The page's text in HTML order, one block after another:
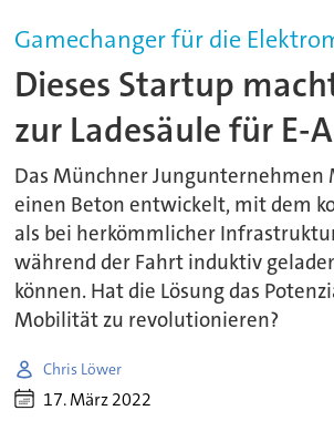
Gamechanger für die
Dieses Startup
zur Ladesäule für E-
Das Münchner Jungunternehmen
einen Beton entwickelt, mit dem
als bei herkömmlicher
während der Fahrt induktiv
können. Hat die Lösung das
Mobilität zu revolutionieren?
Chris Löwer
17. März 2022